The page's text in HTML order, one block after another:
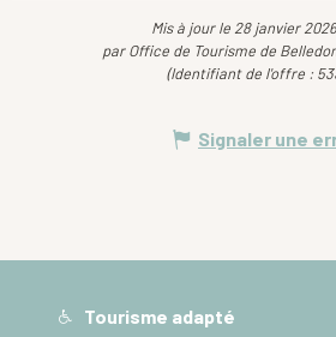
Mis à jour le 28 janvier
par Office de Tourisme de
(Identifiant de l'offre :
Signaler une
Tourisme adapté